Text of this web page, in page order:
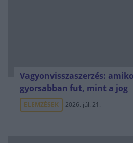
Vagyonvisszaszerzés:
gyorsabban fut, mint a jog
ELEMZÉSEK 2026. júl. 21.